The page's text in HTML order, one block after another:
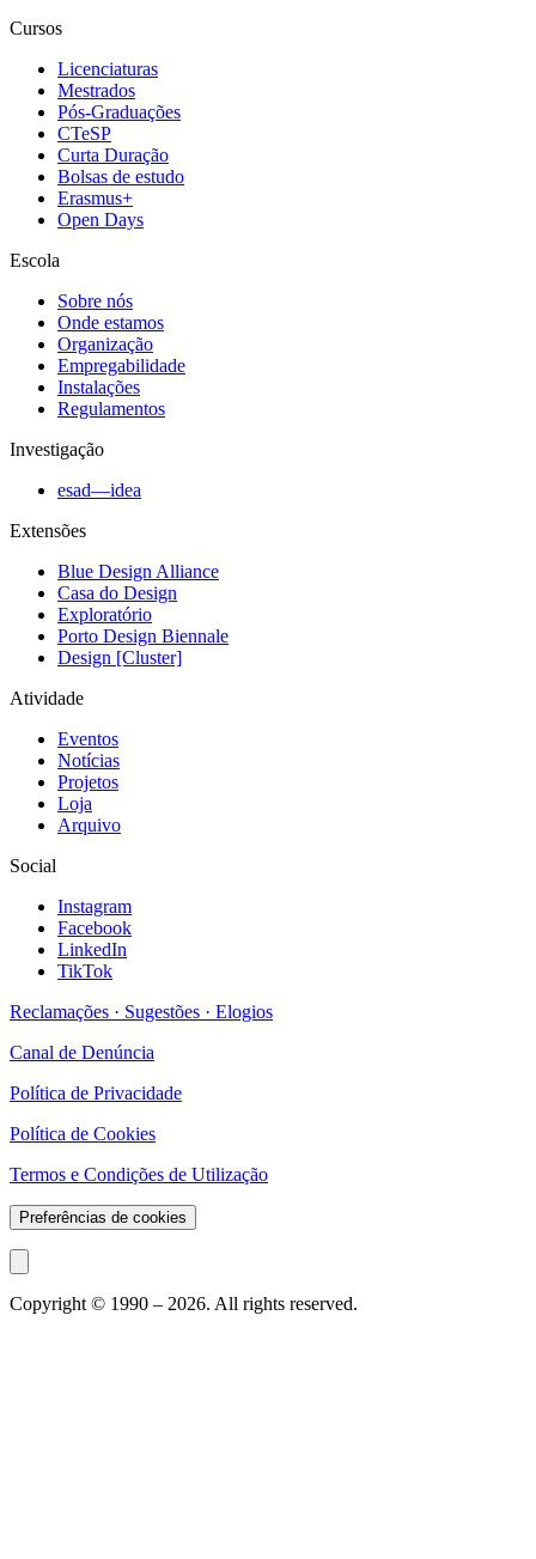
Cursos
Licenciaturas
Mestrados
Pós-Graduações
CTeSP
Curta Duração
Bolsas de estudo
Erasmus+
Open Days
Escola
Sobre nós
Onde estamos
Organização
Empregabilidade
Instalações
Regulamentos
Investigação
esad—idea
Extensões
Blue Design Alliance
Casa do Design
Exploratório
Porto Design Biennale
Design [Cluster]
Atividade
Eventos
Notícias
Projetos
Loja
Arquivo
Social
Instagram
Facebook
LinkedIn
TikTok
Reclamações · Sugestões · Elogios
Canal de Denúncia
Política de Privacidade
Política de Cookies
Termos e Condições de Utilização
Preferências de cookies
Copyright © 1990 – 2026. All rights reserved.